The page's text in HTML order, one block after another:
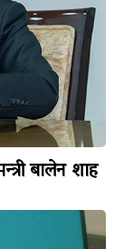
बालेन शाह